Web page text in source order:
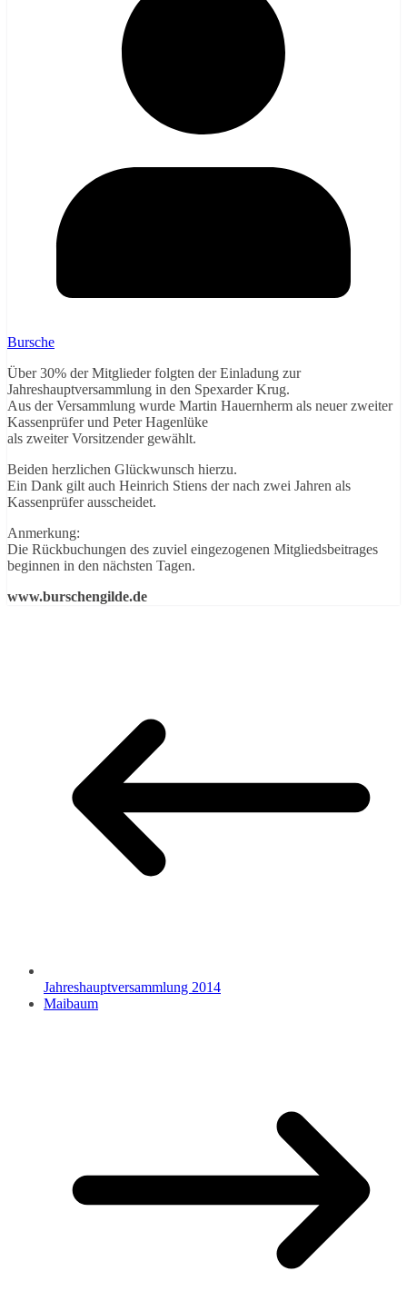
Bursche
Über 30% der Mitglieder folgten der Einladung zur
Jahreshauptversammlung in den Spexarder Krug.
Aus der Versammlung wurde Martin Hauernherm als neuer zweiter
Kassenprüfer und Peter Hagenlüke
als zweiter Vorsitzender gewählt.
Beiden herzlichen Glückwunsch hierzu.
Ein Dank gilt auch Heinrich Stiens der nach zwei Jahren als
Kassenprüfer ausscheidet.
Anmerkung:
Die Rückbuchungen des zuviel eingezogenen Mitgliedsbeitrages
beginnen in den nächsten Tagen.
www.burschengilde.de
Jahreshauptversammlung 2014
Maibaum